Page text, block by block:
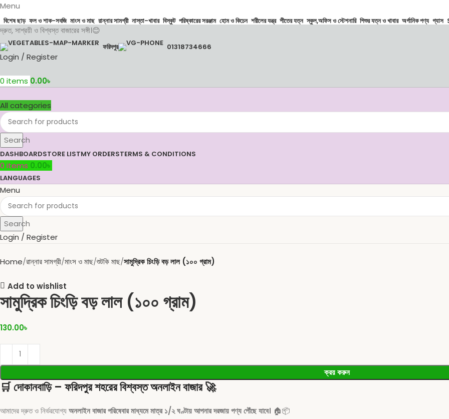
Menu
বিশেষ ছাড় ফল ও শাক-সবজি মাংস ও মাছ রান্নার সামগ্রী নাস্তা-খাবার বিস্কুট পরিষ্কারের সরঞ্জাম হোম ও কিচেন শরীলের যন্ত্র শীতের যত্ন স্কুল,অফিস ও স্টেশনারি শিশুর যত্ন ও খাবার অর্গানিক পণ্য গ্যাস
দ্রুত, সাশ্রয়ী ও বিশ্বস্ত বাজারের সঙ্গী।😊
ফরিদপুর 01318734666
Login / Register
0 items 0.00৳
All categories
Search
DASHBOARDSTORE LISTMY ORDERSTERMS & CONDITIONS
0 items 0.00৳
LANGUAGES
Menu
Search
Login / Register
Home রান্নার সামগ্রী মাংস ও মাছ শুটকি মাছ সামুদ্রিক চিংড়ি বড় লাল (১০০ গ্রাম)
Add to wishlist
সামুদ্রিক চিংড়ি বড় লাল (১০০ গ্রাম)
130.00৳
ক্রয় করুন
🛒দোকানবাড়ি – ফরিদপুর শহরের বিশ্বস্ত অনলাইন বাজার🚀
আমাদের দ্রুত ও নির্ভরযোগ্যঅনলাইন বাজার পরিষেবার মাধ্যমে মাত্র ১/২ ঘণ্টায় আপনার দরজায় পণ্য পৌঁছে যাবে। 🏠📦